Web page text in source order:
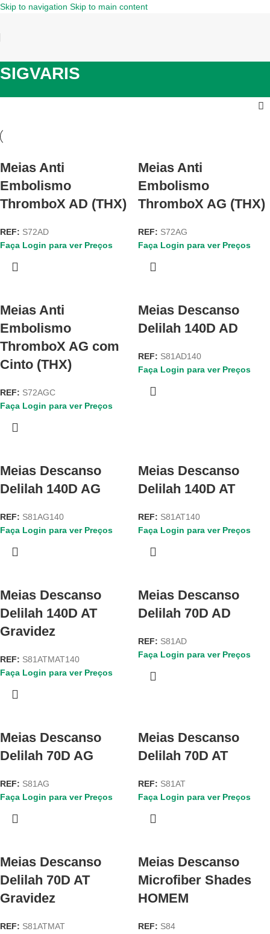
Skip to navigation Skip to main content
SIGVARIS
Meias Anti
Embolismo
ThromboX AD (THX)
REF: S72AD
Faça Login para ver Preços
Meias Anti
Embolismo
ThromboX AG (THX)
REF: S72AG
Faça Login para ver Preços
Meias Anti
Embolismo
ThromboX AG com
Cinto (THX)
REF: S72AGC
Faça Login para ver Preços
Meias Descanso
Delilah 140D AD
REF: S81AD140
Faça Login para ver Preços
Meias Descanso
Delilah 140D AG
REF: S81AG140
Faça Login para ver Preços
Meias Descanso
Delilah 140D AT
REF: S81AT140
Faça Login para ver Preços
Meias Descanso
Delilah 140D AT
Gravidez
REF: S81ATMAT140
Faça Login para ver Preços
Meias Descanso
Delilah 70D AD
REF: S81AD
Faça Login para ver Preços
Meias Descanso
Delilah 70D AG
REF: S81AG
Faça Login para ver Preços
Meias Descanso
Delilah 70D AT
REF: S81AT
Faça Login para ver Preços
Meias Descanso
Delilah 70D AT
Gravidez
REF: S81ATMAT
Meias Descanso
Microfiber Shades
HOMEM
REF: S84